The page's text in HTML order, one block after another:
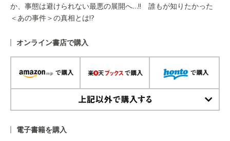
か、事態は避けられない最悪の展開へ…!! 誰もが知りたかった
＜あの事件＞の真相とは!?
オンライン書店で購入
電子書籍を購入